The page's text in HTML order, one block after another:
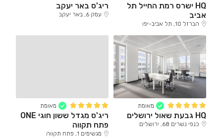
HQ ישרס רמת החייל תל
אביב
הברזל 10, תל אביב-יפו
ריג'ס באר יעקב
עמק 6, באר יעקב
מאומת
HQ גבעת שאול ירושלים
כנפי נשרים 68, ירושלים
מאומת
ריג'ס מגדל ששון חוגי ONE
פתח תקווה
מגשימים 1, פתח תקווה